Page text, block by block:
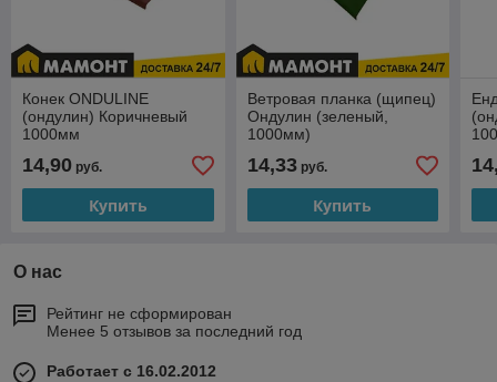
Конек ONDULINE
(ондулин) Коричневый
1000мм
14,90 руб.
Купить
Ветровая планка (щипец)
Ондулин (зеленый,
1000мм)
14,33руб.
Купить
О нас
Рейтинг не сформирован
Менее 5 отзывов за последний год
Работает с 16.02.2012